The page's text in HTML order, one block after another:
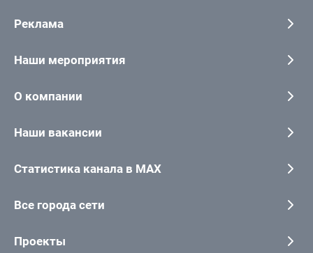
Реклама
Наши мероприятия
О компании
Наши вакансии
Статистика канала в MAX
Все города сети
Проекты